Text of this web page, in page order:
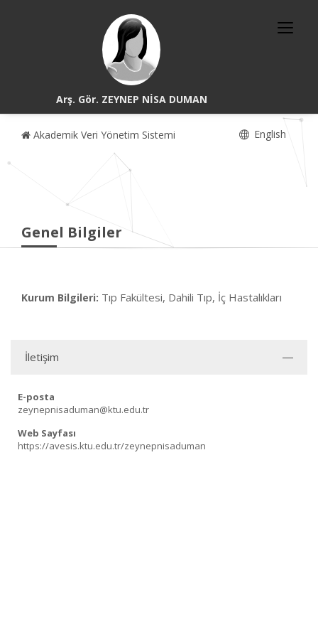
Arş. Gör. ZEYNEP NİSA DUMAN
Akademik Veri Yönetim Sistemi English
Genel Bilgiler
Kurum Bilgileri: Tıp Fakültesi, Dahili Tıp, İç Hastalıkları
İletişim
E-posta
zeynepnisaduman@ktu.edu.tr
Web Sayfası
https://avesis.ktu.edu.tr/zeynepnisaduman